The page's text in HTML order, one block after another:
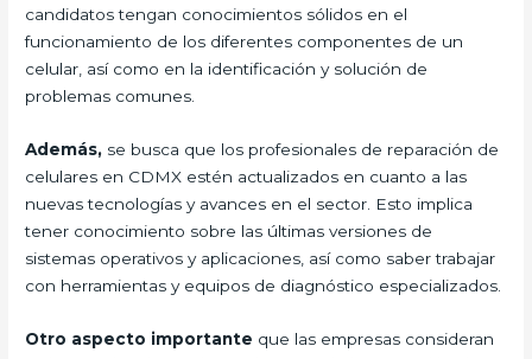
candidatos tengan conocimientos sólidos en el
funcionamiento de los diferentes componentes de un
celular, así como en la identificación y solución de
problemas comunes.
Además, se busca que los profesionales de reparación de
celulares en CDMX estén actualizados en cuanto a las
nuevas tecnologías y avances en el sector. Esto implica
tener conocimiento sobre las últimas versiones de
sistemas operativos y aplicaciones, así como saber trabajar
con herramientas y equipos de diagnóstico especializados.
Otro aspecto importante que las empresas consideran